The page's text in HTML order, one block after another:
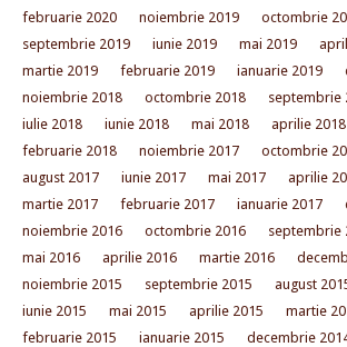
februarie 2020
noiembrie 2019
octombrie
septembrie 2019
iunie 2019 mai 2019
martie 2019
februarie 2019 ianuarie 2019
noiembrie 2018
octombrie 2018
septembrie
iulie 2018
iunie 2018 mai 2018 aprilie 2018
februarie 2018
noiembrie 2017
octombrie
august 2017
iunie 2017 mai 2017
aprilie
martie 2017
februarie 2017 ianuarie 2017
noiembrie 2016
octombrie 2016
septembrie
mai 2016
aprilie 2016 martie 2016
noiembrie 2015
septembrie 2015 august
iunie 2015
mai 2015 aprilie 2015
martie
februarie 2015
ianuarie 2015
decembrie